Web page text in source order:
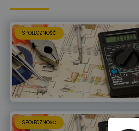
SPOŁECZNOŚĆ
SPOŁECZNOŚĆ